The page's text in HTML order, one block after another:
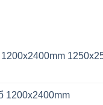
1200x2400mm